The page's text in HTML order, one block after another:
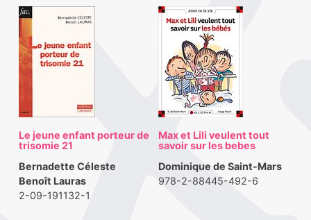
Le jeune enfant porteur de
trisomie 21
Bernadette Céleste
Benoît Lauras
2-09-191132-1
Max et Lili veulent tout
savoir sur les bebes
Dominique de Saint-Mars
978-2-88445-492-6